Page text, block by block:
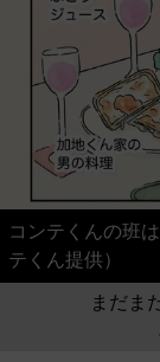
コンテくんの班
テくん提供）
まだま